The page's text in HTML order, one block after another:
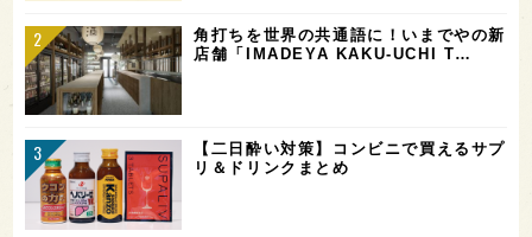
角打ちを世界の共通語に！いまでやの新
店舗「IMADEYA KAKU-UCHI T…
【二日酔い対策】コンビニで買えるサプ
リ＆ドリンクまとめ